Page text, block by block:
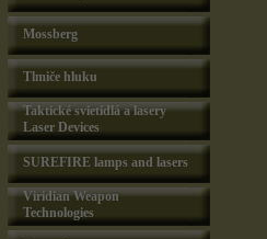
Mossberg
Tlmiče hluku
Taktické svietidlá a lasery
Laser Devices
SUREFIRE lamps and lasers
Viridian Weapon
Technologies